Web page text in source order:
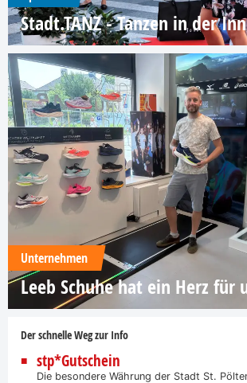
Stadt.TANZ - Tanzen in der
Unternehmen
Leeb Schuhe hat ein Herz für
Der schnelle Weg zur Info
stp*Gutschein
Die besondere Währung der Stadt St.